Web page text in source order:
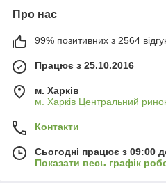
Про нас
99% позитивних з 2564
Працює з 25.10.2016
м. Харків
м. Харків Центральний
Контакти
Сьогодні працює з 09:00
Показати весь графік